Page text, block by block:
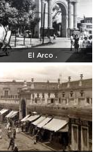
El Arco .